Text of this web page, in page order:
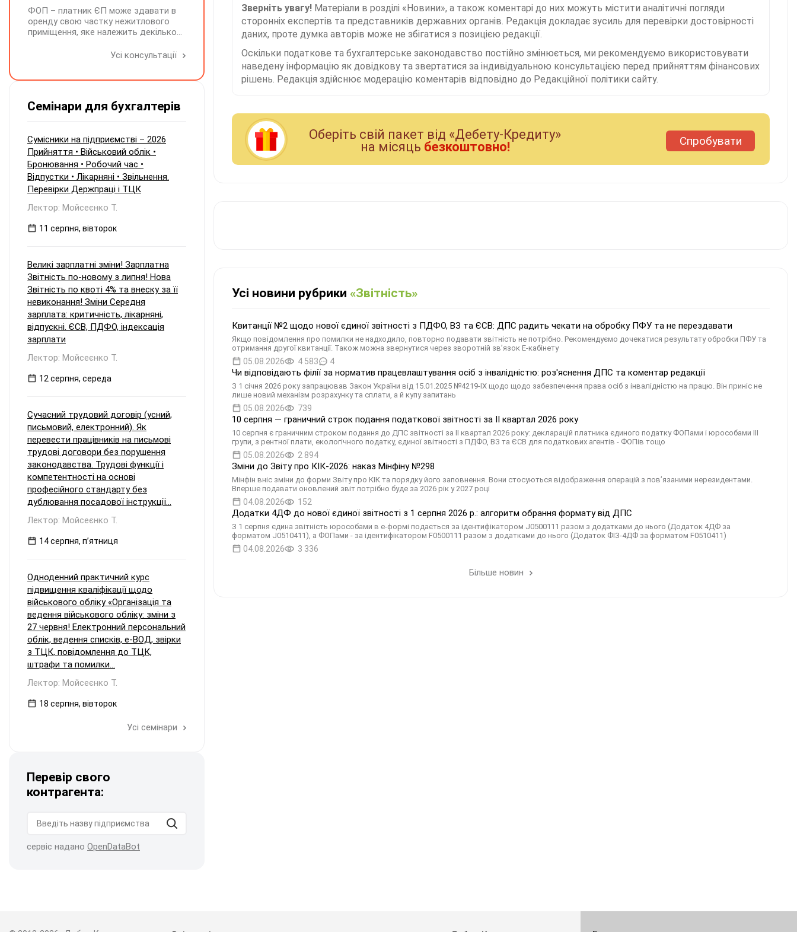
Зверніть увагу! Матеріали в розділі «Новини», а також коментарі до них можуть містити аналітичні погляди
сторонніх експертів та представників державних органів. Редакція докладає зусиль для перевірки достовірності
даних, проте думка авторів може не збігатися з позицією редакції.
Оскільки податкове та бухгалтерське законодавство постійно змінюється, ми рекомендуємо використовувати
наведену інформацію як довідкову та звертатися за індивідуальною консультацією перед прийняттям фінансових
рішень. Редакція здійснює модерацію коментарів відповідно до Редакційної політики сайту.
Оберiть свiй пакет вiд «Дебету-Кредиту»
на мiсяць безкоштовно! Спробувати
Усі новини рубрики «Звітність»
Квитанції №2 щодо нової єдиної звітності з ПДФО, ВЗ та ЄСВ: ДПС радить чекати на обробку ПФУ та не перездавати
Якщо повідомлення про помилки не надходило, повторно подавати звітність не потрібно. Рекомендуємо дочекатися результату обробки ПФУ та
отримання другої квитанції. Також можна звернутися через зворотній зв’язок Е-кабінету
05.08.2026 4 583 4
Чи відповідають філії за норматив працевлаштування осіб з інвалідністю: роз'яснення ДПС та коментар редакції
З 1 січня 2026 року запрацював Закон України від 15.01.2025 №4219-IX щодо щодо забезпечення права осіб з інвалідністю на працю. Він приніс не
лише новий механізм розрахунку та сплати, а й купу запитань
05.08.2026 739
10 серпня — граничний строк подання податкової звітності за II квартал 2026 року
10 серпня є граничним строком подання до ДПС звітності за II квартал 2026 року: декларацій платника єдиного податку ФОПами і юрособами III
групи, з рентної плати, екологічного податку, єдиної звітності з ПДФО, ВЗ та ЄСВ для податкових агентів - ФОПів тощо
05.08.2026 2 894
Зміни до Звіту про КІК-2026: наказ Мінфіну №298
Мінфін вніс зміни до форми Звіту про КІК та порядку його заповнення. Вони стосуються відображення операцій з пов’язаними нерезидентами.
Вперше подавати оновлений звіт потрібно буде за 2026 рік у 2027 році
04.08.2026 152
Додатки 4ДФ до нової єдиної звітності з 1 серпня 2026 р.: алгоритм обрання формату від ДПС
З 1 серпня єдина звітність юрособами в е-формі подається за ідентифікатором J0500111 разом з додатками до нього (Додаток 4ДФ за
форматом J0510411), а ФОПами - за ідентифікатором F0500111 разом з додатками до нього (Додаток ФІЗ-4ДФ за форматом F0510411)
04.08.2026 3 336
Більше новин
ФОП – платник ЄП може здавати в
оренду свою частку нежитлового
приміщення, яке належить декільком
поділом на частки кожна з яких до
Усі консультації
Семінари для бухгалтерів
Сумісники на підприємстві – 2026
Прийняття • Військовий облік •
Бронювання • Робочий час •
Відпустки • Лікарняні • Звільнення.
Перевірки Держпраці і ТЦК
Лектор: Мойсеєнко Т.
11 серпня, вівторок
Великі зарплатні зміни! Зарплатна
Звітність по-новому з липня! Нова
Звітність по квоті 4% та внеску за її
невиконання! Зміни Середня
зарплата: критичність, лікарняні,
відпускні. ЄСВ, ПДФО, індексація
зарплати
Лектор: Мойсеєнко Т.
12 серпня, середа
Сучасний трудовий договір (усний,
письмовий, електронний). Як
перевести працівників на письмові
трудові договори без порушення
законодавства. Трудові функції і
компетентності на основі
професійного стандарту без
дублювання посадової інструкції...
Лектор: Мойсеєнко Т.
14 серпня, пʼятниця
Одноденний практичний курс
підвищення кваліфікації щодо
військового обліку «Організація та
ведення військового обліку: зміни з
27 червня! Електронний персональний
облік, ведення списків, е-ВОД, звірки
з ТЦК, повідомлення до ТЦК,
штрафи та помилки...
Лектор: Мойсеєнко Т.
18 серпня, вівторок
Усі семінари
Перевір свого
контрагента:
сервіс надано OpenDataBot